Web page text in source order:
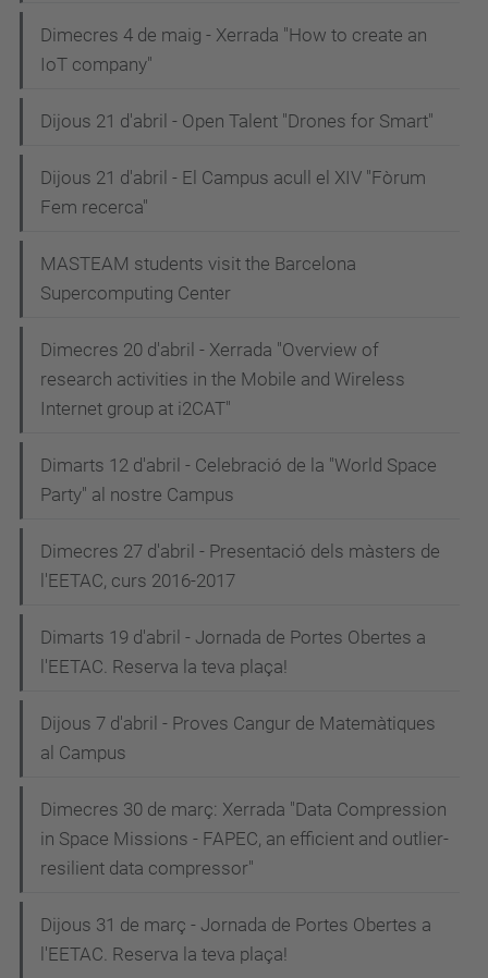
Dimecres 4 de maig - Xerrada "How to create an
IoT company"
Dijous 21 d'abril - Open Talent "Drones for Smart"
Dijous 21 d'abril - El Campus acull el XIV "Fòrum
Fem recerca"
MASTEAM students visit the Barcelona
Supercomputing Center
Dimecres 20 d'abril - Xerrada "Overview of
research activities in the Mobile and Wireless
Internet group at i2CAT"
Dimarts 12 d'abril - Celebració de la "World Space
Party" al nostre Campus
Dimecres 27 d'abril - Presentació dels màsters de
l'EETAC, curs 2016-2017
Dimarts 19 d'abril - Jornada de Portes Obertes a
l'EETAC. Reserva la teva plaça!
Dijous 7 d'abril - Proves Cangur de Matemàtiques
al Campus
Dimecres 30 de març: Xerrada "Data Compression
in Space Missions - FAPEC, an efficient and outlier-
resilient data compressor"
Dijous 31 de març - Jornada de Portes Obertes a
l'EETAC. Reserva la teva plaça!